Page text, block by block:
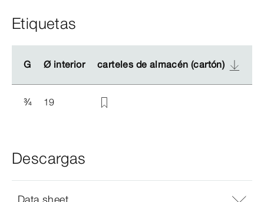
Etiquetas
G Ø interior carteles de almacén (cartón)
G Ø interior carteles de almacén (cartón)
¾ 19
Descargas